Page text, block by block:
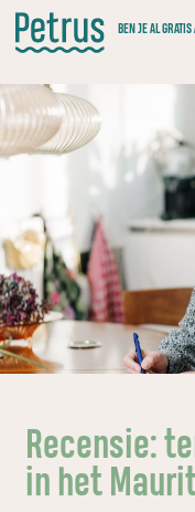
Doorgaan
naar
hoofdinhoud
BEN JE AL
Recensie:
in het